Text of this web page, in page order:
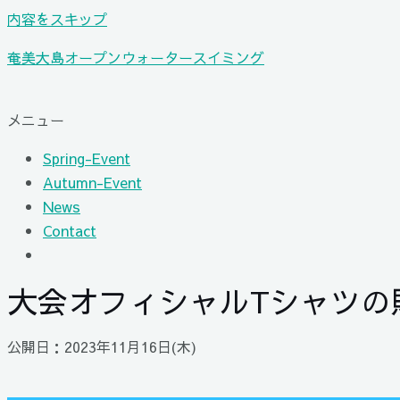
内容をスキップ
奄美大島オープンウォータースイミング
メニュー
Spring-Event
Autumn-Event
News
Contact
大会オフィシャルTシャツ
公開日：2023年11月16日(木)